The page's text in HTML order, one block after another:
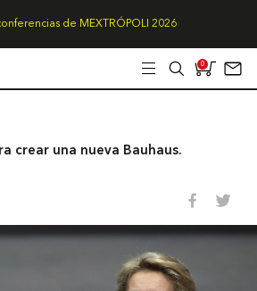
de MEXTRÓPOLI 2026
0
crear una nueva Bauhaus.